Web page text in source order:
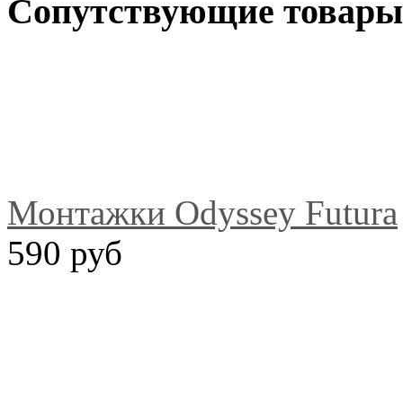
Сопутствующие товары
Монтажки Odyssey Futura
590 руб